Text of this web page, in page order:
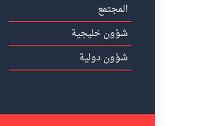
المجتمع
شؤون خليجية
شؤون دولية